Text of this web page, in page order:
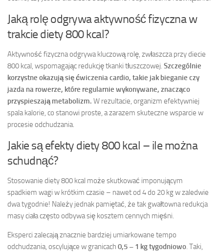
Jaką rolę odgrywa aktywność fizyczna w
trakcie diety 800 kcal?
Aktywność fizyczna odgrywa kluczową rolę, zwłaszcza przy diecie
800 kcal, wspomagając redukcję tkanki tłuszczowej. Szczególnie
korzystne okazują się ćwiczenia cardio, takie jak bieganie czy
jazda na rowerze, które regularnie wykonywane, znacząco
przyspieszają metabolizm. W rezultacie, organizm efektywniej
spala kalorie, co stanowi proste, a zarazem skuteczne wsparcie w
procesie odchudzania.
Jakie są efekty diety 800 kcal – ile można
schudnąć?
Stosowanie diety 800 kcal może skutkować imponującym
spadkiem wagi w krótkim czasie – nawet od 4 do 20 kg w zaledwie
dwa tygodnie! Należy jednak pamiętać, że tak gwałtowna redukcja
masy ciała często odbywa się kosztem cennych mięśni.
Eksperci zalecają znacznie bardziej umiarkowane tempo
odchudzania, oscylujące w granicach 0,5 – 1 kg tygodniowo. Taki,